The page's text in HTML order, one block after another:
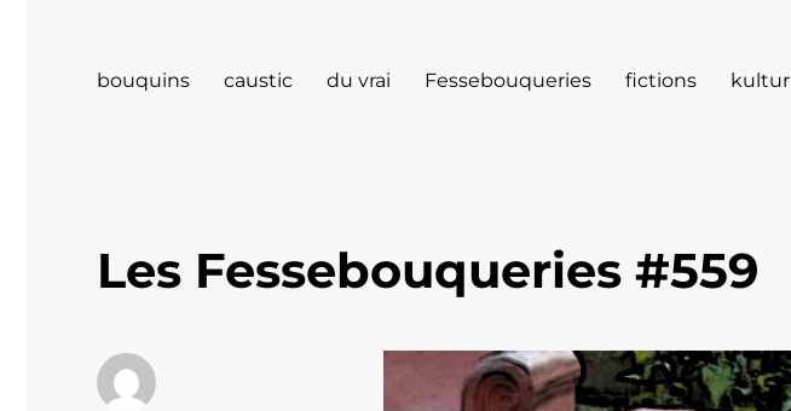
bouquins caustic du vrai Fessebouqueries fictions kultur
Les Fessebouqueries #559